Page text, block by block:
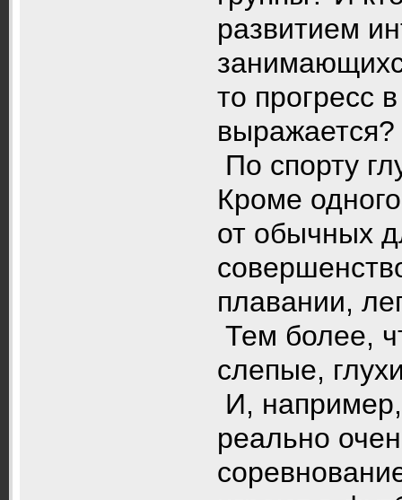
развитием
то прогресс
По спорту
Кроме
от обычных
плавании,
Тем более,
слепые,
И,
реально